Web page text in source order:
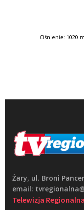
Ciśnienie: 1020
Żary, ul. Broni
email:
Telewizja Regionalna